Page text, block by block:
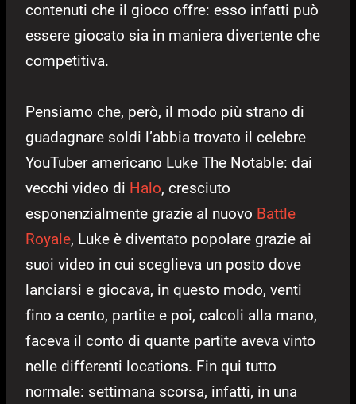
contenuti che il gioco offre: esso infatti può
essere giocato sia in maniera divertente che
competitiva.
Pensiamo che, però, il modo più strano di
guadagnare soldi l’abbia trovato il celebre
YouTuber americano Luke The Notable: dai
vecchi video di Halo, cresciuto
esponenzialmente grazie al nuovo Battle
Royale, Luke è diventato popolare grazie ai
suoi video in cui sceglieva un posto dove
lanciarsi e giocava, in questo modo, venti
fino a cento, partite e poi, calcoli alla mano,
faceva il conto di quante partite aveva vinto
nelle differenti locations. Fin qui tutto
normale: settimana scorsa, infatti, in una